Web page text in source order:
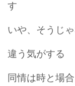
す
いや、そうじ
違う気がする
同情は時と場